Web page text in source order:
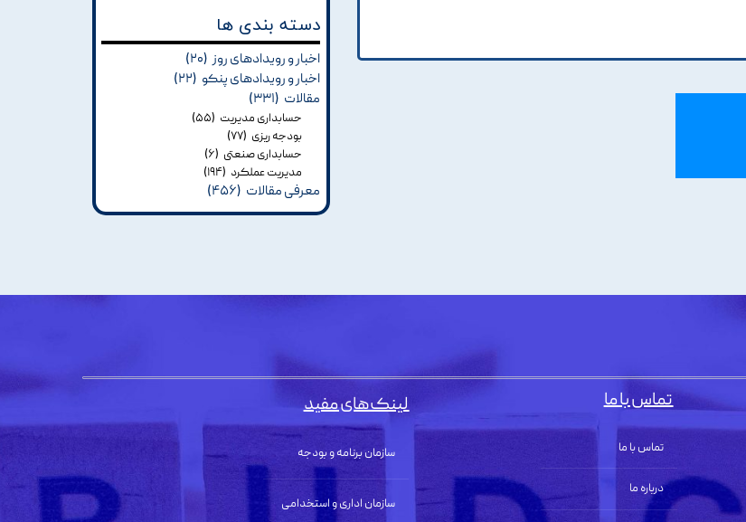
دسته بندی ها
اخبار و رویدادهای روز (۲۰)
اخبار و رویدادهای پنکو (۲۲)
مقالات (۳۳۱)
حسابداری مدیریت (۵۵)
بودجه ریزی (۷۷)
حسابداری صنعتی (۶)
مدیریت عملکرد (۱۹۴)
معرفی مقالات (۴۵۶)
لینک‌های مفید
سازمان برنامه و بودجه
سازمان اداری و استخدامی
تماس با ما
درباره ما
تماس با ما